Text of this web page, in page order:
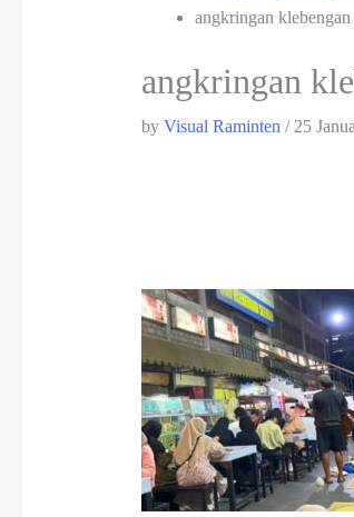
angkringan klebengan
angkringan
by Visual Raminten / 25